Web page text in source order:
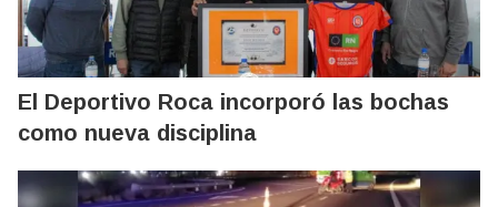
El Deportivo Roca incorporó las bochas
como nueva disciplina